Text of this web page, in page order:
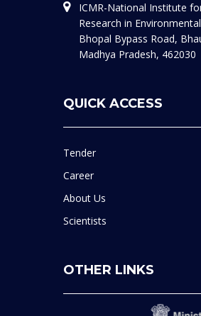
ICMR-National Institute
Research in
Bhopal Bypass Road,
Madhya Pradesh, 462030
QUICK ACCESS
Tender
Career
About Us
Scientists
OTHER LINKS